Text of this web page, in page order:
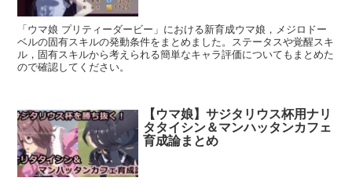
「ウマ娘 プリティーダービー」における新育成ウマ娘，メジロドー
ベルの固有スキルの発動条件をまとめました。ステータスや覚醒スキ
ル，固有スキルから考えられる簡単なキャラ評価についてもまとめた
ので確認してください。
【ウマ娘】サジタリウス杯用ナリ
タタイシン＆マンハッタンカフェ
育成論まとめ